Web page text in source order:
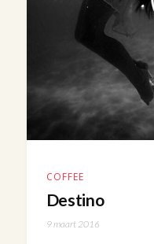
COFFEE
Destino
9 maart 2016